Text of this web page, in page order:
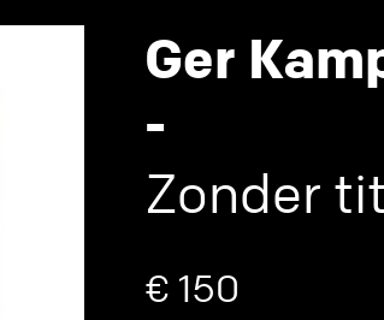
Ger
-
Zonder
€ 150